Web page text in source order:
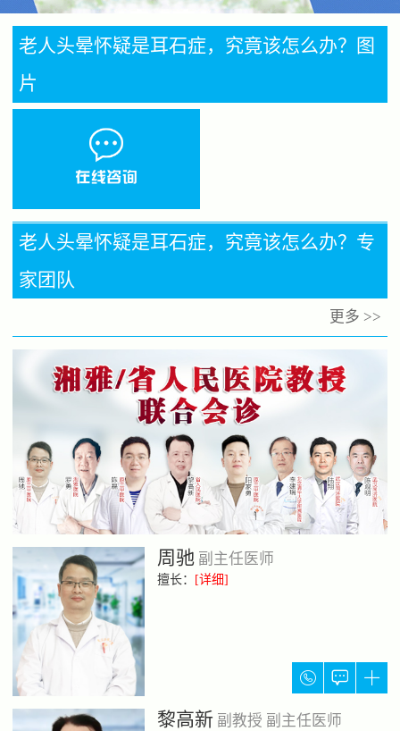
老人头晕怀疑是耳石症，究竟该怎么办？图
片
老人头晕怀疑是耳石症，究竟该怎么办？专
家团队
更多 >>
周驰 副主任医师
擅长： [详细]
  
黎高新 副教授 副主任医师